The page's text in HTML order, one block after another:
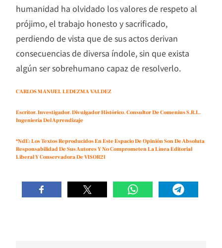
humanidad ha olvidado los valores de respeto al
prójimo, el trabajo honesto y sacrificado,
perdiendo de vista que de sus actos derivan
consecuencias de diversa índole, sin que exista
algún ser sobrehumano capaz de resolverlo.
CARLOS MANUEL LEDEZMA VALDEZ
Escritor. Investigador. Divulgador Histórico. Consultor De Comenius S.R.L.
Ingeniería Del Aprendizaje
*NdE: Los Textos Reproducidos En Este Espacio De Opinión Son De Absoluta
Responsabilidad De Sus Autores Y No Comprometen La Línea Editorial
Liberal Y Conservadora De VISOR21